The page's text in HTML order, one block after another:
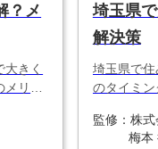
？メ
きく
リッ
解説
埼玉県
解決策
埼玉県で
のタイミン
替えるため
監修： 株式
梅本